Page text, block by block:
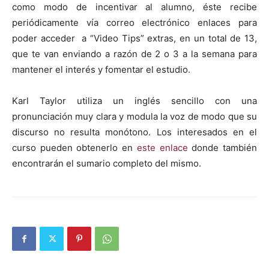
como modo de incentivar al alumno, éste recibe
periódicamente vía correo electrónico enlaces para
poder acceder a “Video Tips” extras, en un total de 13,
que te van enviando a razón de 2 o 3 a la semana para
mantener el interés y fomentar el estudio.
Karl Taylor utiliza un inglés sencillo con una
pronunciación muy clara y modula la voz de modo que su
discurso no resulta monótono. Los interesados en el
curso pueden obtenerlo en este enlace donde también
encontrarán el sumario completo del mismo.